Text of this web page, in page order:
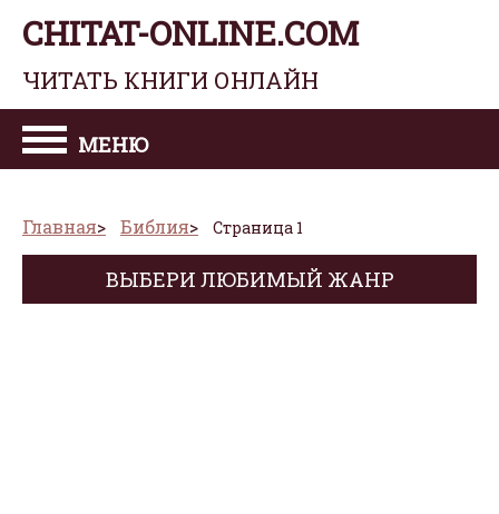
CHITAT-ONLINE.COM
ЧИТАТЬ КНИГИ ОНЛАЙН
МЕНЮ
Главная Библия Страница 1
ВЫБЕРИ ЛЮБИМЫЙ ЖАНР